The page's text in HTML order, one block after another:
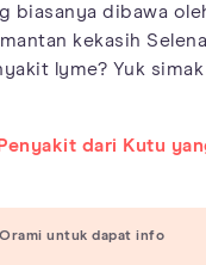
biasanya dibawa
kekasih Selena
lyme? Yuk simak
dari Kutu
untuk dapat info